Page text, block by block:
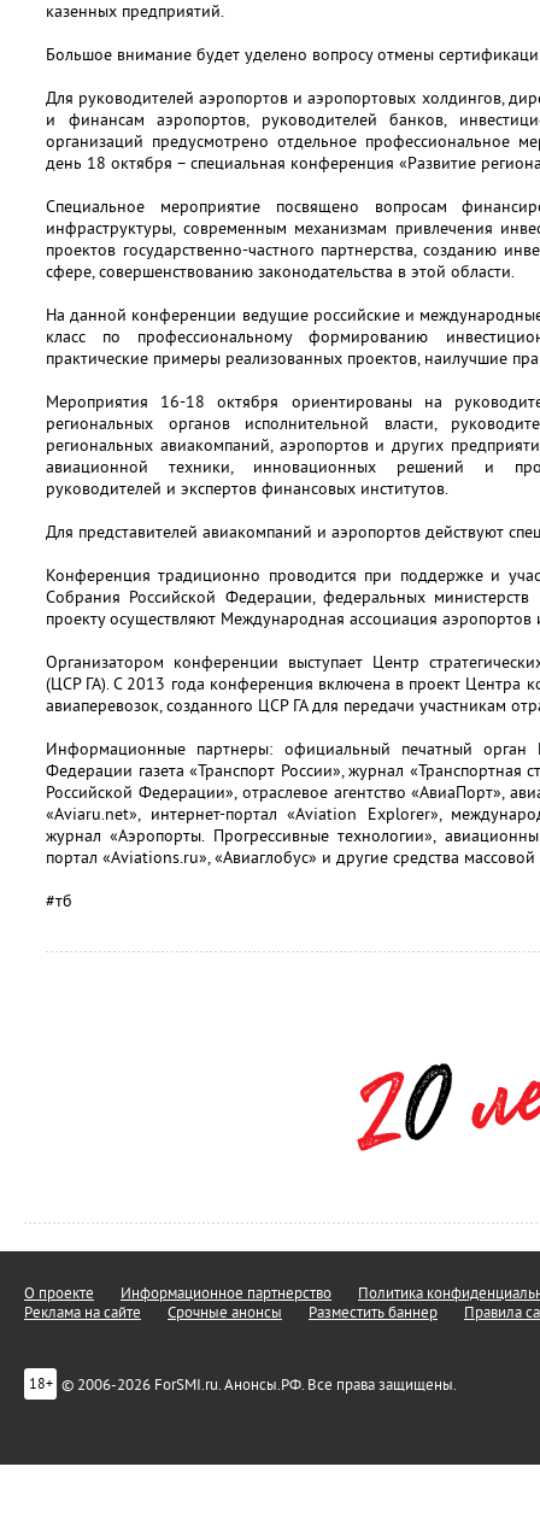
казенных предприятий.
Большое внимание будет уделено вопросу отмены
Для руководителей аэропортов и аэропортовых холдингов,
и финансам аэропортов, руководителей банков,
организаций предусмотрено отдельное профессиональное
день 18 октября – специальная конференция «Развитие
Специальное мероприятие посвящено вопросам
инфраструктуры, современным механизмам привлечения
проектов государственно-частного партнерства, созданию
сфере, совершенствованию законодательства в этой области.
На данной конференции ведущие российские и
класс по профессиональному формированию
практические примеры реализованных проектов, наилучшие
Мероприятия 16-18 октября ориентированы на
региональных органов исполнительной власти,
региональных авиакомпаний, аэропортов и других
авиационной техники, инновационных решений и
руководителей и экспертов финансовых институтов.
Для представителей авиакомпаний и аэропортов действуют
Конференция традиционно проводится при поддержке и
Cобрания Российской Федерации, федеральных
проекту осуществляют Международная ассоциация аэропортов
Организатором конференции выступает Центр
(ЦСР ГА). С 2013 года конференция включена в проект Центра
авиаперевозок, созданного ЦСР ГА для передачи участникам
Информационные партнеры: официальный печатный орган
Федерации газета «Транспорт России», журнал «Транспортная
Российской Федерации», отраслевое агентство «АвиаПорт»,
«Aviaru.net», интернет-портал «Aviation Explorer»,
журнал «Аэропорты. Прогрессивные технологии»,
портал «Aviations.ru», «Авиаглобус» и другие средства
#тб
О проекте Информационное партнерство
Политика
Реклама на сайте
Срочные анонсы Разместить баннер Правила
18+ © 2006-2026 ForSMI.ru. Анонсы.РФ. Все права защищены.